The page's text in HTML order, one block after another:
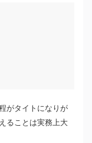
がタイトになりが
ることは実務上大